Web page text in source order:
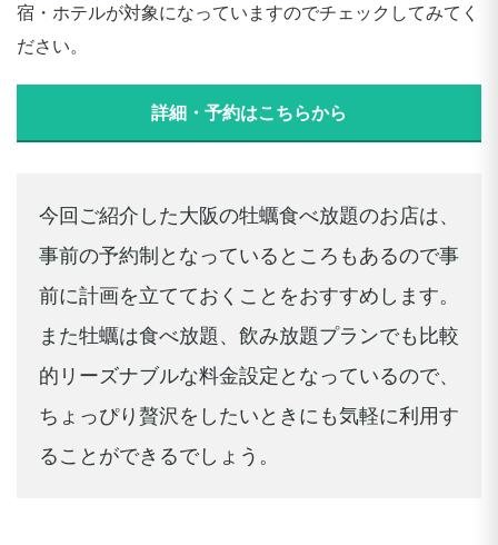
宿・ホテルが対象になっていますのでチェックしてみてく
ださい。
詳細・予約はこちらから
今回ご紹介した大阪の牡蠣食べ放題のお店は、
事前の予約制となっているところもあるので事
前に計画を立てておくことをおすすめします。
また牡蠣は食べ放題、飲み放題プランでも比較
的リーズナブルな料金設定となっているので、
ちょっぴり贅沢をしたいときにも気軽に利用す
ることができるでしょう。